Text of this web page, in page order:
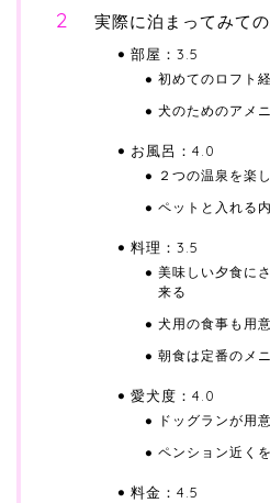
実際に泊まってみて
部屋：3.5
初めてのロフト
犬のためのアメ
お風呂：4.0
２つの温泉を楽
ペットと入れる
料理：3.5
美味しい夕食に
来る
犬用の食事も用
朝食は定番のメ
愛犬度：4.0
ドッグランが用
ペンション近く
料金：4.5